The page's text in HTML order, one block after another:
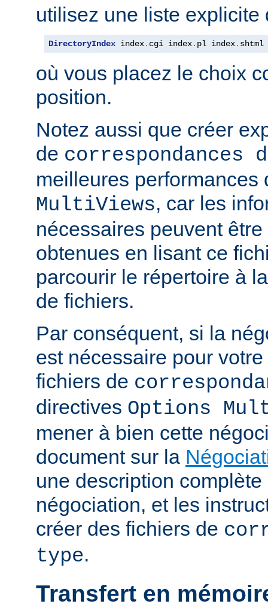
utilisez une liste explicite
DirectoryIndex index. cgi index. pl index. shtml
où vous placez le choix
position.
Notez aussi que créer
de correspondances
meilleures performances
MultiViews, car les
nécessaires peuvent
obtenues en lisant ce
parcourir le répertoire à
de fichiers.
Par conséquent, si la
est nécessaire pour
fichiers de
directives Options
mener à bien cette
document sur la
une description
négociation, et les
créer des fichiers de
type.
Transfert en